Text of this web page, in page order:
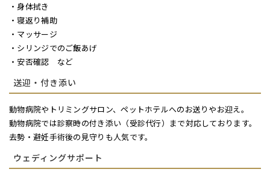
・身体拭き
・寝返り補助
・マッサージ
・シリンジでのご飯あげ
・安否確認 など
送迎・付き添い
動物病院やトリミングサロン、ペットホテルへのお送りやお迎え。
動物病院では診察時の付き添い（受診代行）まで対応しております。
去勢・避妊手術後の見守りも人気です。
ウェディングサポート